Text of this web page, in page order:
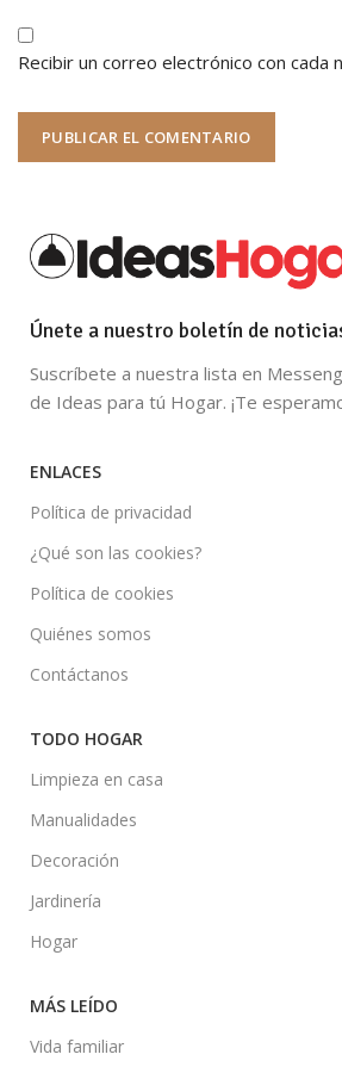
Recibir un correo electrónico con cada
Únete a nuestro boletín de
Suscríbete a nuestra lista en
de Ideas para tú Hogar. ¡Te
ENLACES
Política de privacidad
¿Qué son las cookies?
Política de cookies
Quiénes somos
Contáctanos
TODO HOGAR
Limpieza en casa
Manualidades
Decoración
Jardinería
Hogar
MÁS LEÍDO
Vida familiar